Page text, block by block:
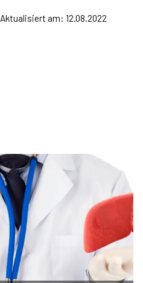
Aktualisiert am: 12.08.2022